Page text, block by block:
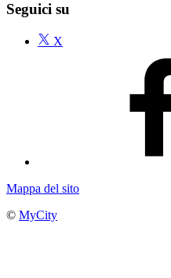
Seguici su
X
Mappa del sito
© MyCity